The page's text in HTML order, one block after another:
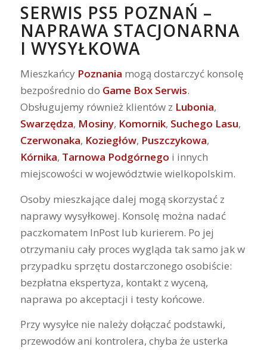
SERWIS PS5 POZNAŃ –
NAPRAWA STACJONARNA
I WYSYŁKOWA
Mieszkańcy Poznania mogą dostarczyć konsolę
bezpośrednio do Game Box Serwis.
Obsługujemy również klientów z Lubonia,
Swarzędza, Mosiny, Komornik, Suchego Lasu,
Czerwonaka, Koziegłów, Puszczykowa,
Kórnika, Tarnowa Podgórnego i innych
miejscowości w województwie wielkopolskim.
Osoby mieszkające dalej mogą skorzystać z
naprawy wysyłkowej. Konsolę można nadać
paczkomatem InPost lub kurierem. Po jej
otrzymaniu cały proces wygląda tak samo jak w
przypadku sprzętu dostarczonego osobiście:
bezpłatna ekspertyza, kontakt z wyceną,
naprawa po akceptacji i testy końcowe.
Przy wysyłce nie należy dołączać podstawki,
przewodów ani kontrolera, chyba że usterka